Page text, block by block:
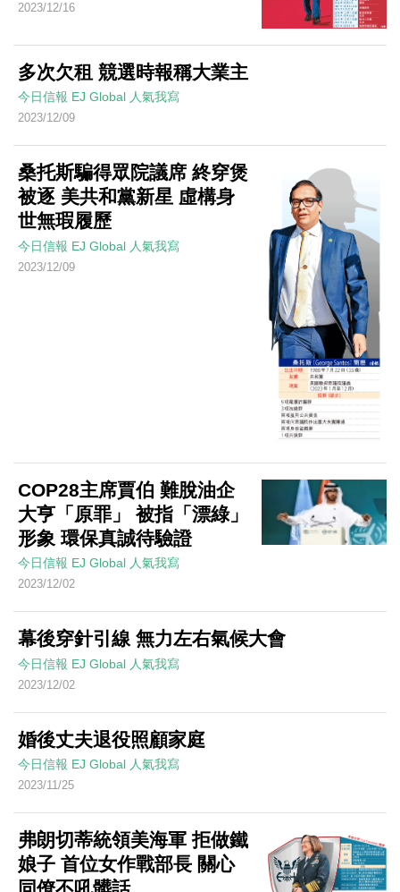
2023/12/16
多次欠租 競選時報稱大業主
今日信報 EJ Global 人氣我寫
2023/12/09
桑托斯騙得眾院議席 終穿煲
被逐 美共和黨新星 虛構身
世無瑕履歷
今日信報 EJ Global 人氣我寫
2023/12/09
COP28主席賈伯 難脫油企
大亨「原罪」 被指「漂綠」
形象 環保真誠待驗證
今日信報 EJ Global 人氣我寫
2023/12/02
幕後穿針引線 無力左右氣候大會
今日信報 EJ Global 人氣我寫
2023/12/02
婚後丈夫退役照顧家庭
今日信報 EJ Global 人氣我寫
2023/11/25
弗朗切蒂統領美海軍 拒做鐵
娘子 首位女作戰部長 關心